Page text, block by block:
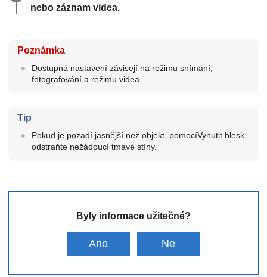
nebo záznam videa.
Poznámka
Dostupná nastavení závisejí na režimu snímání,
fotografování a režimu videa.
Tip
Pokud je pozadí jasnější než objekt, pomocíVynutit blesk
odstraňte nežádoucí tmavé stíny.
Byly informace užitečné?
Ano Ne